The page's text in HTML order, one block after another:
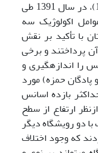
است (13 و 19). میرآزادی و همکاران (11)، در سال 1391 طی
اکولوژیک سه
با تأکید بر نقش
پرداختند و برخی
را اندازه­گیری و
حمزه) مورد
بازده اسانس
ارتفاع از سطح
دو رویشگاه دیگر
که وجود اختلاف